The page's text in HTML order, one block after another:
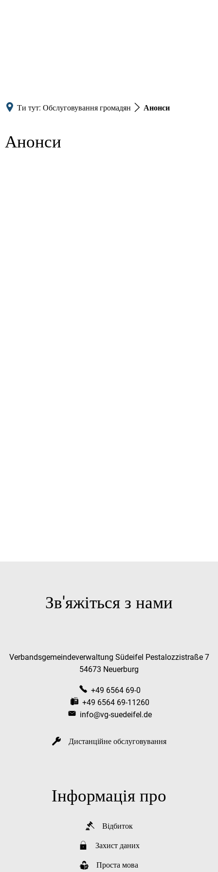
Ти тут: Обслуговування громадян Анонси
Анонси
Анонси
Зв'яжіться з нами
Verbandsgemeindeverwaltung Südeifel Pestalozzistraße 7
54673 Neuerburg
+49 6564 69-0
+49 6564 69-11260
info@vg-suedeifel.de
Дистанційне обслуговування
Інформація про
Відбиток
Захист даних
Проста мова